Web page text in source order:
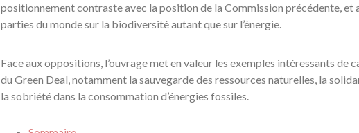
positionnement contraste avec la position de la Commission précédente, et
parties du monde sur la biodiversité autant que sur l’énergie.
Face aux oppositions, l’ouvrage met en valeur les exemples intéressants de
du Green Deal, notamment la sauvegarde des ressources naturelles, la
la sobriété dans la consommation d’énergies fossiles.